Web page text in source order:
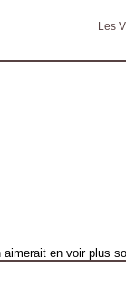
Les
aimerait en voir plus